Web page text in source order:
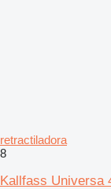
retractiladora
8
Kallfass Universa